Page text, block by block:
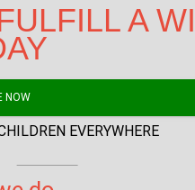
A
NOW
EVERYWHERE